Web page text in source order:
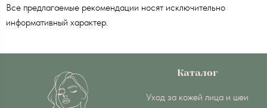
Все предлагаемые рекомендации носят исключительно
информативный характер.
Каталог
Уход за кожей лица и шеи